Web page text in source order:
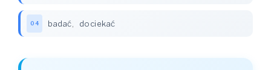
04 badać dociekać